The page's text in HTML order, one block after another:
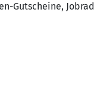
Gutscheine, Jobrad